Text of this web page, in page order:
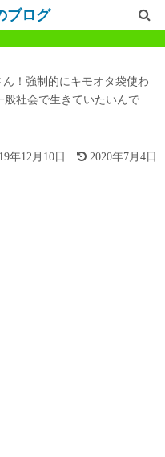
ブログ
ん！強制的にキモオタ袋使わ
社会で生きていたいんで
年12月10日 2020年7月4日